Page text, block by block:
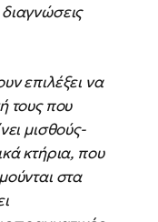
επιλέξει να
τους που
μισθούς-
κτήρια, που
στα